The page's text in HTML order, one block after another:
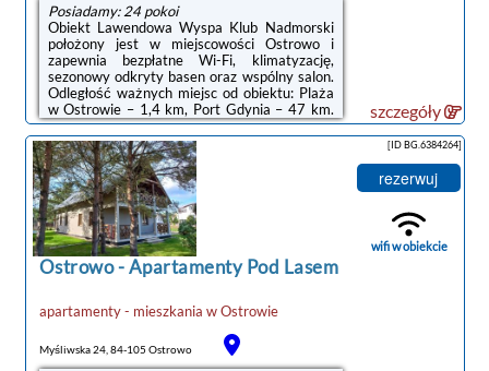
Posiadamy: 24 pokoi
Obiekt Lawendowa Wyspa Klub Nadmorski
położony jest w miejscowości Ostrowo i
zapewnia bezpłatne Wi-Fi, klimatyzację,
sezonowy odkryty basen oraz wspólny salon.
Odległość ważnych miejsc od obiektu: Plaża
w Ostrowie – 1,4 km, Port Gdynia – 47 km.
Na terenie obiektu dostępny jest prywatny
parking.We wszystkich opcjach
zakwaterowania znajduje się telewizor z
płaskim ekranem oraz kuchnia z pełnym
wyposażeniem, w tym lodówką, płytą
kuchenną i czajnikiem.Obiekt dysponuje
placem zabaw.Obiekt Lawendowa Wyspa
Klub Nadmorski oferuje klub dla dzieci, a
Goście mogą odprężyć się ...
szczegóły
Ostrowo-Apartamenty Pod Lasem
apartamenty - mieszkania wOstrowie
Myśliwska 24, 84-105 Ostrowo
[ID BG.6384264]
rezerwuj
wifi w obiekcie